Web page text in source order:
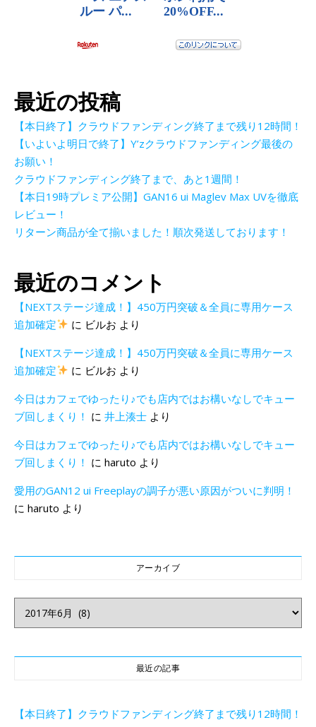
最近の投稿
【本日終了】クラウドファンディング終了まで残り12時間！
【いよいよ明日で終了】Y’zクラウドファンディング最後の
お願い！
クラウドファンディング終了まで、あと1週間！
【本日19時プレミア公開】GAN16 ui Maglev Max UVを徹底
レビュー！
リターン商品が全て揃いました！順次発送しております！
最近のコメント
【NEXTステージ達成！】450万円突破＆全員に専用ケース
追加確定
に ビルお より
【NEXTステージ達成！】450万円突破＆全員に専用ケース
追加確定
に ビルお より
今日はカフェでゆったり♪でも店内ではお構いなしでキュー
ブ回しまくり！ に 井上湊士 より
今日はカフェでゆったり♪でも店内ではお構いなしでキュー
ブ回しまくり！ に haruto より
愛用のGAN12 ui Freeplayの調子が悪い原因がついに判明！
に haruto より
アーカイブ
最近の記事
【本日終了】クラウドファンディング終了まで残り12時間！